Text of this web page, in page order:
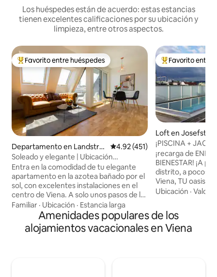
Los huéspedes están de acuerdo: estas estancias
tienen excelentes calificaciones por su ubicación y
limpieza, entre otros aspectos.
De los mejores en Favorito entre huéspedes
Favorito entre huéspedes
Departamento en Landstra
ße
Calificación promedio: 4.92 de
4.92 (451)
Soleado y elegante | Ubicación
privilegiada, cama tamaño king y balcón
Entra en la comodidad de tu elegante
apartamento en la azotea bañado por el
sol, con excelentes instalaciones en el
centro de Viena. A solo unos pasos de la
vibrante Radetzkyplatz y del río Danubio,
el apartamento promete un refugio
urbano, a poca distancia a pie de los
mejores restaurantes, tiendas,
Familiar · Ubicación · Estancia larga
De los mejores
Favorito entre
Loft en
¡PISCINA +
+ SAUNA! Solo
¡recarga de
BIENESTAR! ¡A
distrito, a pocos
Viena, TU oasis
perfecto,
terraza privada
piscina PRIVADA,
y cocina,
Ubicación ·Valor
Amenidades populares de los
alojamientos vacacionales en Viena